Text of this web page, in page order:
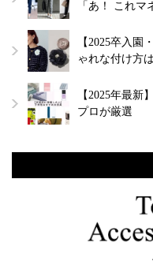
「あ！ これ
【2025卒入園
ゃれな付け方
【2025年最新
プロが厳選